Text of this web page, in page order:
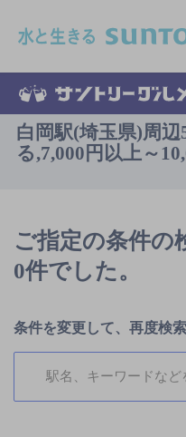
白岡駅(埼玉県)周
る,7,000円以上～
ご指定の条件の
0件でした。
条件を変更して、再度検